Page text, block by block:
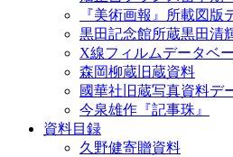
『美術画報』所載図版
黒田記念館所蔵黒田清
X線フィルムデータベ
森岡柳蔵旧蔵資料
國華社旧蔵写真資料デ
今泉雄作『記事珠』
資料目録
久野健寄贈資料